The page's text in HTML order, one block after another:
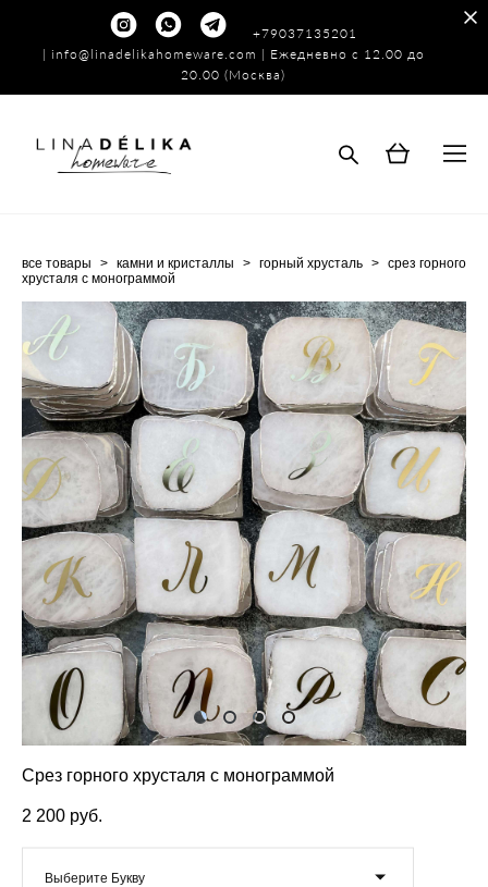
+79037135201
| info@linadelikahomeware.com | Ежедневно с 12.00 до
20.00 (Москва)
все товары > камни и кристаллы > горный хрусталь > срез горного
хрусталя с монограммой
Срез горного хрусталя с монограммой
2 200 pуб.
Выберите Букву